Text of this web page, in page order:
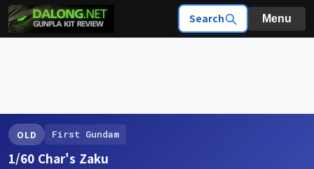
Search Menu
OLD First Gundam
1/60 Char's Zaku